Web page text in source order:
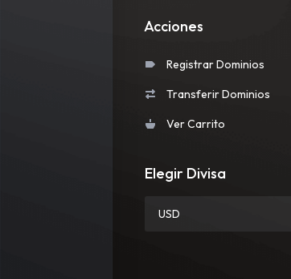
Acciones
Registrar Dominios
Transferir Dominios
Ver Carrito
Elegir Divisa